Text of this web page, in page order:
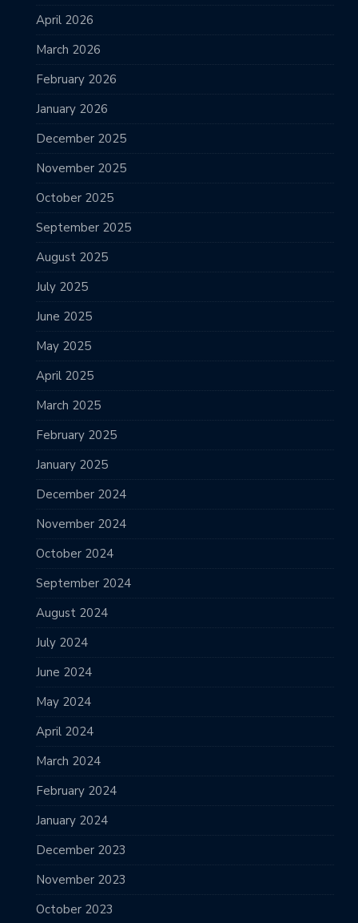
April 2026
March 2026
February 2026
January 2026
December 2025
November 2025
October 2025
September 2025
August 2025
July 2025
June 2025
May 2025
April 2025
March 2025
February 2025
January 2025
December 2024
November 2024
October 2024
September 2024
August 2024
July 2024
June 2024
May 2024
April 2024
March 2024
February 2024
January 2024
December 2023
November 2023
October 2023